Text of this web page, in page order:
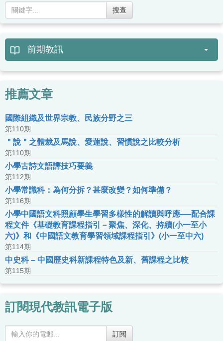
搜查
前期教訊
推薦文章
國際組織及世界宗教、民族分野之三
第110期
＂說＂之體裁及馬說、愛蓮說、習慣說之比較分析
第110期
小學古詩文語譯技巧要義
第112期
小學常識科：為何分拆？甚麼改變？如何準備？
第116期
小學中國語文科照顧學生學習多樣性的解讀與呼應──配合課
程文件《基礎教育課程指引－聚焦、深化、持續(小一至小
六)》和《中國語文教育學習領域課程指引》(小一至中六)
第114期
中史科 – 中國歷史科新課程特色及新、舊課程之比較
第115期
訂閱現代教訊電子版
訂閱